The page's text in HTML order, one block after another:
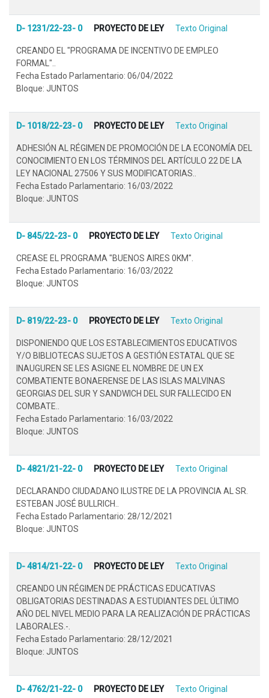
D- 1231/22-23- 0 PROYECTO DE LEY Texto Original
CREANDO EL "PROGRAMA DE INCENTIVO DE EMPLEO
FORMAL"..
Fecha Estado Parlamentario: 06/04/2022
Bloque: JUNTOS
D- 1018/22-23- 0 PROYECTO DE LEY Texto Original
ADHESIÓN AL RÉGIMEN DE PROMOCIÓN DE LA ECONOMÍA DEL
CONOCIMIENTO EN LOS TÉRMINOS DEL ARTÍCULO 22 DE LA
LEY NACIONAL 27506 Y SUS MODIFICATORIAS..
Fecha Estado Parlamentario: 16/03/2022
Bloque: JUNTOS
D- 845/22-23- 0 PROYECTO DE LEY Texto Original
CREASE EL PROGRAMA "BUENOS AIRES 0KM".
Fecha Estado Parlamentario: 16/03/2022
Bloque: JUNTOS
D- 819/22-23- 0 PROYECTO DE LEY Texto Original
DISPONIENDO QUE LOS ESTABLECIMIENTOS EDUCATIVOS
Y/O BIBLIOTECAS SUJETOS A GESTIÓN ESTATAL QUE SE
INAUGUREN SE LES ASIGNE EL NOMBRE DE UN EX
COMBATIENTE BONAERENSE DE LAS ISLAS MALVINAS
GEORGIAS DEL SUR Y SANDWICH DEL SUR FALLECIDO EN
COMBATE..
Fecha Estado Parlamentario: 16/03/2022
Bloque: JUNTOS
D- 4821/21-22- 0 PROYECTO DE LEY Texto Original
DECLARANDO CIUDADANO ILUSTRE DE LA PROVINCIA AL SR.
ESTEBAN JOSÉ BULLRICH..
Fecha Estado Parlamentario: 28/12/2021
Bloque: JUNTOS
D- 4814/21-22- 0 PROYECTO DE LEY Texto Original
CREANDO UN RÉGIMEN DE PRÁCTICAS EDUCATIVAS
OBLIGATORIAS DESTINADAS A ESTUDIANTES DEL ÚLTIMO
AÑO DEL NIVEL MEDIO PARA LA REALIZACIÓN DE PRÁCTICAS
LABORALES.-.
Fecha Estado Parlamentario: 28/12/2021
Bloque: JUNTOS
D- 4762/21-22- 0 PROYECTO DE LEY Texto Original